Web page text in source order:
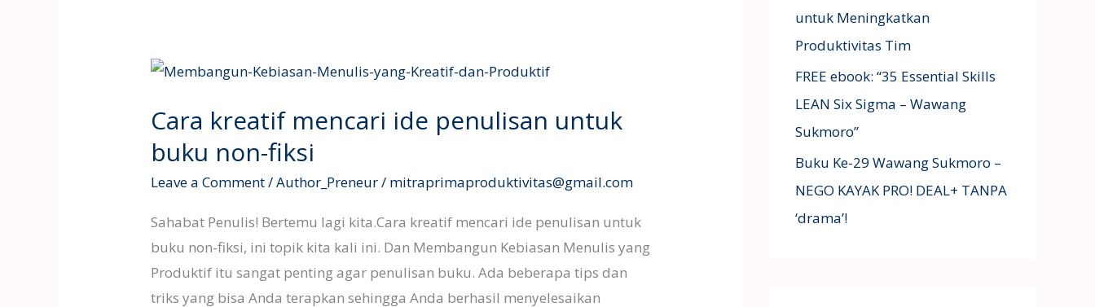
Cara kreatif mencari ide penulisan untuk
buku non-fiksi
Leave a Comment/Author_Preneur/ mitraprimaproduktivitas@gmail.com
Sahabat Penulis! Bertemu lagi kita.Cara kreatif mencari ide penulisan untuk
buku non-fiksi, ini topik kita kali ini. Dan Membangun Kebiasan Menulis yang
Produktif itu sangat penting agar penulisan buku. Ada beberapa tips dan
triks yang bisa Anda terapkan sehingga Anda berhasil menyelesaikan
Cara
mencari
ide
buku
non-
fiksi
untuk Meningkatkan
Produktivitas Tim
FREE ebook: “35 Essential Skills
LEAN Six Sigma – Wawang
Sukmoro”
Buku Ke-29 Wawang Sukmoro –
NEGO KAYAK PRO! DEAL+ TANPA
‘drama’!